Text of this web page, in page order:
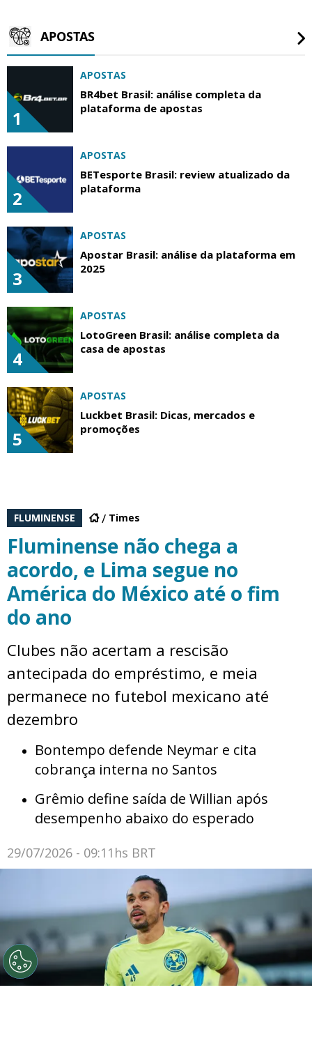
APOSTAS
1
APOSTAS
BR4bet Brasil: análise completa da
plataforma de apostas
2
APOSTAS
BETesporte Brasil: review atualizado da
plataforma
3
APOSTAS
Apostar Brasil: análise da plataforma em
2025
4
APOSTAS
LotoGreen Brasil: análise completa da
casa de apostas
5
APOSTAS
Luckbet Brasil: Dicas, mercados e
promoções
FLUMINENSE Times
Fluminense não chega a
acordo, e Lima segue no
América do México até o fim
do ano
Clubes não acertam a rescisão
antecipada do empréstimo, e meia
permanece no futebol mexicano até
dezembro
Bontempo defende Neymar e cita
cobrança interna no Santos
Grêmio define saída de Willian após
desempenho abaixo do esperado
29/07/2026 - 09:11hs BRT